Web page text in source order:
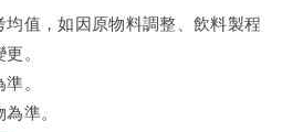
均值，如因原物料調整、飲料製程
。
。
準。